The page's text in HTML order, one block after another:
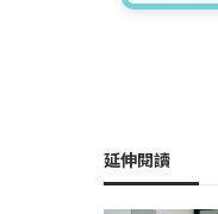
延伸閱讀